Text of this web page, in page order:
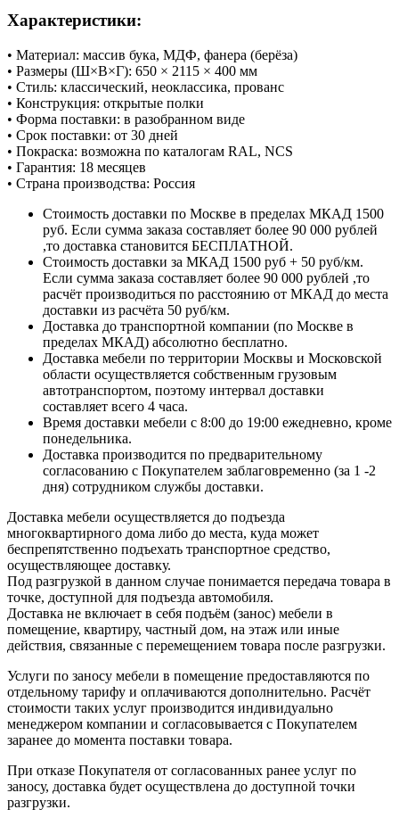
Характеристики:
• Материал: массив бука, МДФ, фанера (берёза)
• Размеры (Ш×В×Г): 650 × 2115 × 400 мм
• Стиль: классический, неоклассика, прованс
• Конструкция: открытые полки
• Форма поставки: в разобранном виде
• Срок поставки: от 30 дней
• Покраска: возможна по каталогам RAL, NCS
• Гарантия: 18 месяцев
• Страна производства: Россия
Стоимость доставки по Москве в пределах МКАД 1500
руб. Если сумма заказа составляет более 90 000 рублей
,то доставка становится БЕСПЛАТНОЙ.
Стоимость доставки за МКАД 1500 руб + 50 руб/км.
Если сумма заказа составляет более 90 000 рублей ,то
расчёт производиться по расстоянию от МКАД до места
доставки из расчёта 50 руб/км.
Доставка до транспортной компании (по Москве в
пределах МКАД) абсолютно бесплатно.
Доставка мебели по территории Москвы и Московской
области осуществляется собственным грузовым
автотранспортом, поэтому интервал доставки
составляет всего 4 часа.
Время доставки мебели с 8:00 до 19:00 ежедневно, кроме
понедельника.
Доставка производится по предварительному
согласованию с Покупателем заблаговременно (за 1 -2
дня) сотрудником службы доставки.
Доставка мебели осуществляется до подъезда
многоквартирного дома либо до места, куда может
беспрепятственно подъехать транспортное средство,
осуществляющее доставку.
Под разгрузкой в данном случае понимается передача товара в
точке, доступной для подъезда автомобиля.
Доставка не включает в себя подъём (занос) мебели в
помещение, квартиру, частный дом, на этаж или иные
действия, связанные с перемещением товара после разгрузки.
Услуги по заносу мебели в помещение предоставляются по
отдельному тарифу и оплачиваются дополнительно. Расчёт
стоимости таких услуг производится индивидуально
менеджером компании и согласовывается с Покупателем
заранее до момента поставки товара.
При отказе Покупателя от согласованных ранее услуг по
заносу, доставка будет осуществлена до доступной точки
разгрузки.